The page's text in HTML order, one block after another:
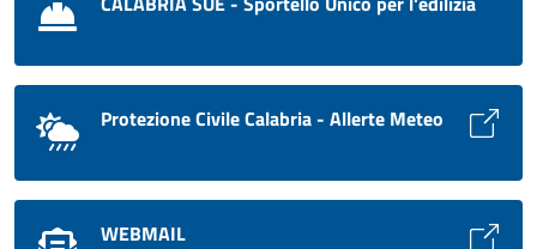
Protezione Civile Calabria - Allerte Meteo
WEBMAIL